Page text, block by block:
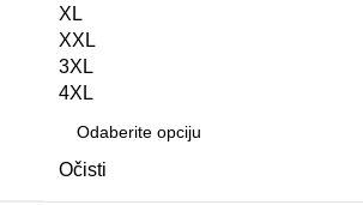
XL
XXL
3XL
4XL
Očisti